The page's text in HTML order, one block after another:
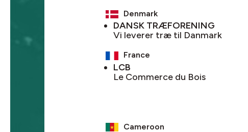
Denmark
DANSK TRÆFORENING
Vi leverer træ til Danmark
France
LCB
Le Commerce du Bois
Cameroon